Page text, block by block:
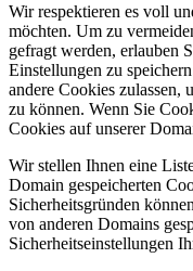
Wir respektieren es voll
möchten. Um zu
gefragt werden, erlauben
Einstellungen zu
andere Cookies zulassen,
zu können. Wenn Sie
Cookies auf unserer
Wir stellen Ihnen eine
Domain gespeicherten
Sicherheitsgründen
von anderen Domains
Sicherheitseinstellungen